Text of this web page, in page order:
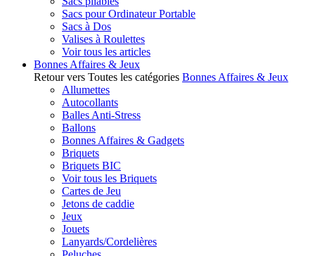
Sacs pour Ordinateur Portable
Sacs à Dos
Valises à Roulettes
Voir tous les articles
Bonnes Affaires & Jeux
Retour vers Toutes les catégories Bonnes Affaires & Jeux
Allumettes
Autocollants
Balles Anti-Stress
Ballons
Bonnes Affaires & Gadgets
Briquets
Briquets BIC
Voir tous les Briquets
Cartes de Jeu
Jetons de caddie
Jeux
Jouets
Lanyards/Cordelières